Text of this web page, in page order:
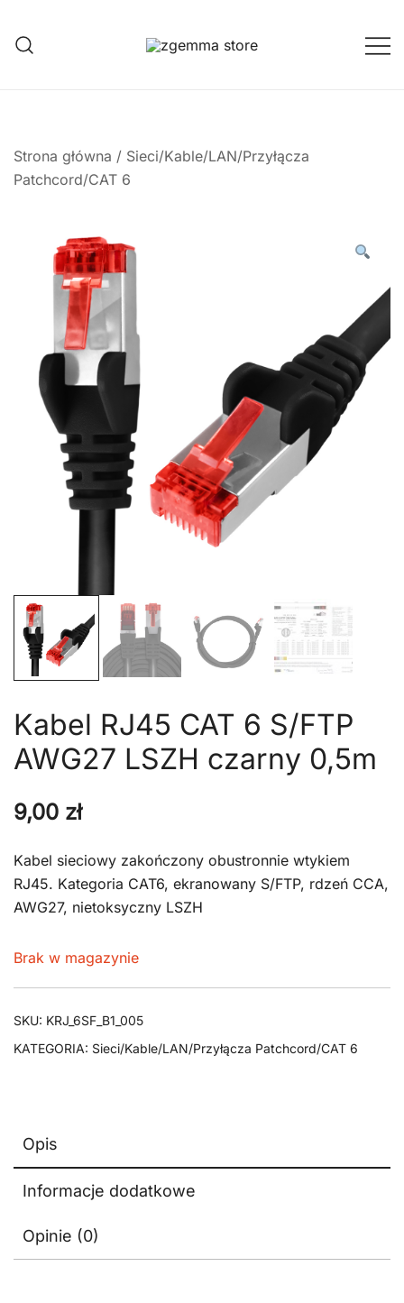
treści
Strona główna / Sieci/Kable/LAN/Przyłącza
Patchcord/CAT 6
Kabel RJ45 CAT 6 S/FTP
AWG27 LSZH czarny 0,5m
9,00 zł
Kabel sieciowy zakończony obustronnie wtykiem
RJ45. Kategoria CAT6, ekranowany S/FTP, rdzeń CCA,
AWG27, nietoksyczny LSZH
Brak w magazynie
SKU: KRJ_6SF_B1_005
KATEGORIA: Sieci/Kable/LAN/Przyłącza Patchcord/CAT 6
Opis
Informacje dodatkowe
Opinie (0)